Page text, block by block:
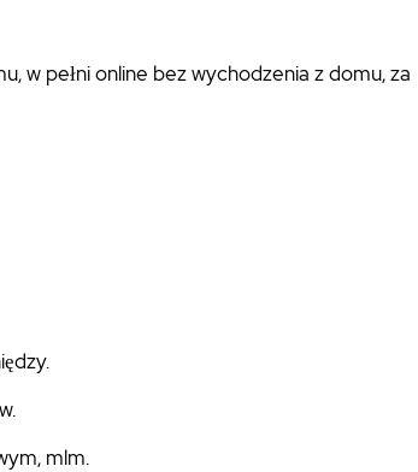
w pełni online bez wychodzenia z domu, za
mlm.